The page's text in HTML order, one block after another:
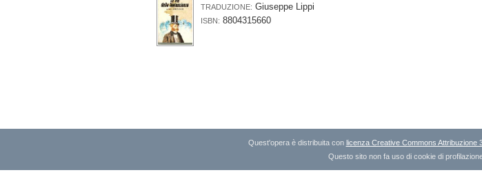
TRADUZIONE: Giuseppe Lippi
ISBN: 8804315660
Quest'opera è distribuita con licenza Creative Commons Attribuzione
Questo sito non fa uso di cookie di